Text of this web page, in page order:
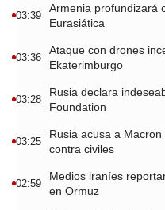
03:39
Armenia profundizará
Eurasiática
03:36
Ataque con drones
Ekaterimburgo
03:28
Rusia declara
Foundation
03:25
Rusia acusa a
contra civiles
02:59
Medios iraníes
en Ormuz